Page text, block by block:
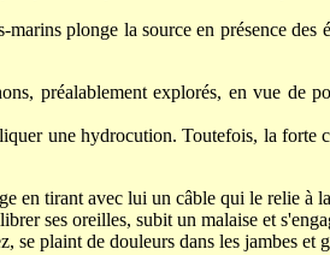
plonge la source en présence
préalablement explorés, en vue de
une hydrocution. Toutefois, la forte
en tirant avec lui un câble qui le relie à
ses oreilles, subit un malaise et
plaint de douleurs dans les jambes et